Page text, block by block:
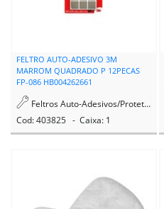
FELTRO AUTO-ADESIVO 3M
MARROM QUADRADO P 12PECAS
FP-086 HB004262661
Feltros Auto-Adesivos/Protetores
Cod: 403825 - Caixa: 1